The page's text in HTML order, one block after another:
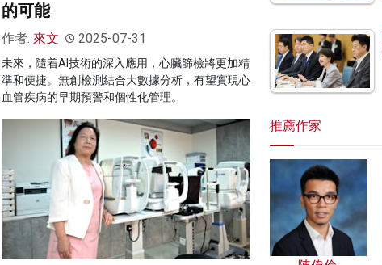
的可能
作者: 來文 2025-07-31
未來，隨着AI技術的深入應用，心臟篩檢將更加精
準和便捷。無創檢測結合大數據分析，有望實現心
血管疾病的早期預警和個性化管理。
推薦作家